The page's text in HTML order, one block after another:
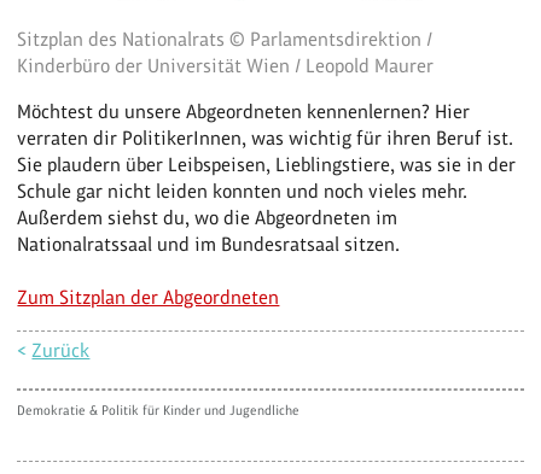
Sitzplan des Nationalrats © Parlamentsdirektion /
Kinderbüro der Universität Wien / Leopold Maurer
Möchtest du unsere Abgeordneten kennenlernen? Hier
verraten dir PolitikerInnen, was wichtig für ihren Beruf ist.
Sie plaudern über Leibspeisen, Lieblingstiere, was sie in der
Schule gar nicht leiden konnten und noch vieles mehr.
Außerdem siehst du, wo die Abgeordneten im
Nationalratssaal und im Bundesratsaal sitzen.
Zum Sitzplan der Abgeordneten
<Zurück
Demokratie & Politik für Kinder und Jugendliche